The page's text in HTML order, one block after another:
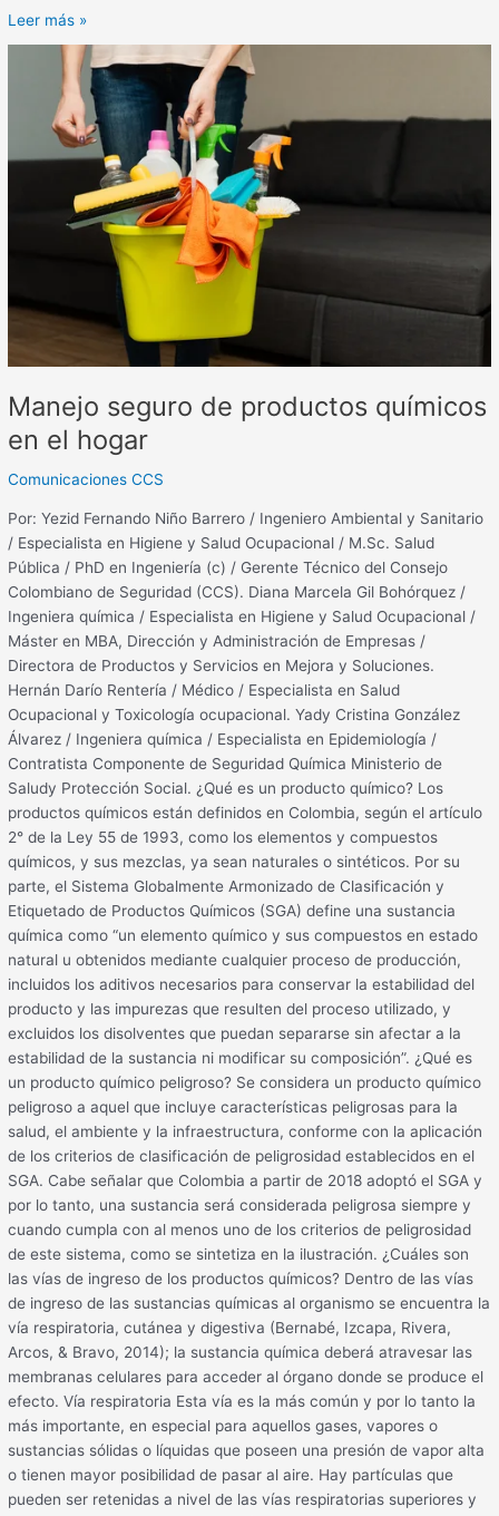
Leer más »
Manejo seguro de productos químicos
en el hogar
Comunicaciones CCS
Por: Yezid Fernando Niño Barrero / Ingeniero Ambiental y Sanitario
/ Especialista en Higiene y Salud Ocupacional / M.Sc. Salud
Pública / PhD en Ingeniería (c) / Gerente Técnico del Consejo
Colombiano de Seguridad (CCS). Diana Marcela Gil Bohórquez /
Ingeniera química / Especialista en Higiene y Salud Ocupacional /
Máster en MBA, Dirección y Administración de Empresas /
Directora de Productos y Servicios en Mejora y Soluciones.
Hernán Darío Rentería / Médico / Especialista en Salud
Ocupacional y Toxicología ocupacional. Yady Cristina González
Álvarez / Ingeniera química / Especialista en Epidemiología /
Contratista Componente de Seguridad Química Ministerio de
Saludy Protección Social. ¿Qué es un producto químico? Los
productos químicos están definidos en Colombia, según el artículo
2° de la Ley 55 de 1993, como los elementos y compuestos
químicos, y sus mezclas, ya sean naturales o sintéticos. Por su
parte, el Sistema Globalmente Armonizado de Clasificación y
Etiquetado de Productos Químicos (SGA) define una sustancia
química como “un elemento químico y sus compuestos en estado
natural u obtenidos mediante cualquier proceso de producción,
incluidos los aditivos necesarios para conservar la estabilidad del
producto y las impurezas que resulten del proceso utilizado, y
excluidos los disolventes que puedan separarse sin afectar a la
estabilidad de la sustancia ni modificar su composición”. ¿Qué es
un producto químico peligroso? Se considera un producto químico
peligroso a aquel que incluye características peligrosas para la
salud, el ambiente y la infraestructura, conforme con la aplicación
de los criterios de clasificación de peligrosidad establecidos en el
SGA. Cabe señalar que Colombia a partir de 2018 adoptó el SGA y
por lo tanto, una sustancia será considerada peligrosa siempre y
cuando cumpla con al menos uno de los criterios de peligrosidad
de este sistema, como se sintetiza en la ilustración. ¿Cuáles son
las vías de ingreso de los productos químicos? Dentro de las vías
de ingreso de las sustancias químicas al organismo se encuentra la
vía respiratoria, cutánea y digestiva (Bernabé, Izcapa, Rivera,
Arcos, & Bravo, 2014); la sustancia química deberá atravesar las
membranas celulares para acceder al órgano donde se produce el
efecto. Vía respiratoria Esta vía es la más común y por lo tanto la
más importante, en especial para aquellos gases, vapores o
sustancias sólidas o líquidas que poseen una presión de vapor alta
o tienen mayor posibilidad de pasar al aire. Hay partículas que
pueden ser retenidas a nivel de las vías respiratorias superiores y
productos
químicos